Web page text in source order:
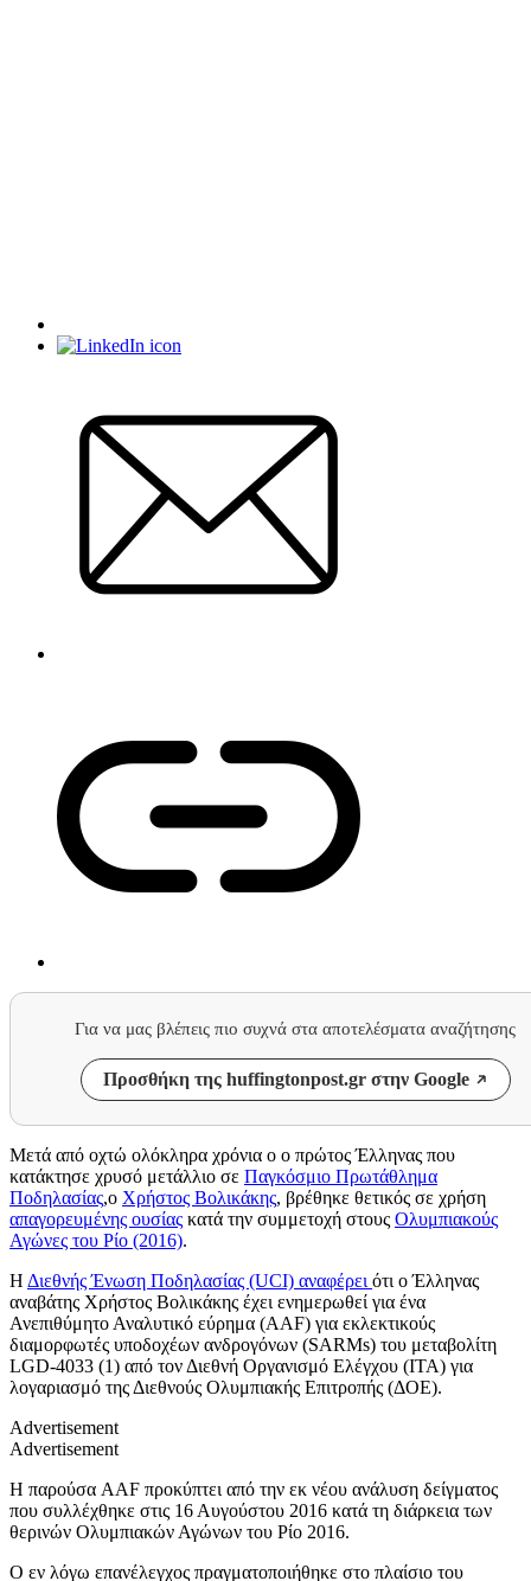
Για να μας βλέπεις πιο συχνά στα αποτελέσματα αναζήτησης
Προσθήκη της huffingtonpost.gr στην Google
Μετά από οχτώ ολόκληρα χρόνια ο ο πρώτος Έλληνας που
κατάκτησε χρυσό μετάλλιο σε Παγκόσμιο Πρωτάθλημα
Ποδηλασίας,ο Χρήστος Βολικάκης, βρέθηκε θετικός σε χρήση
απαγορευμένης ουσίας κατά την συμμετοχή στους Ολυμπιακούς
Αγώνες του Ρίο (2016).
Η Διεθνής Ένωση Ποδηλασίας (UCI) αναφέρει ότι ο Έλληνας
αναβάτης Χρήστος Βολικάκης έχει ενημερωθεί για ένα
Ανεπιθύμητο Αναλυτικό εύρημα (AAF) για εκλεκτικούς
διαμορφωτές υποδοχέων ανδρογόνων (SARMs) του μεταβολίτη
LGD-4033 (1) από τον Διεθνή Οργανισμό Ελέγχου (ITA) για
λογαριασμό της Διεθνούς Ολυμπιακής Επιτροπής (ΔΟΕ).
Advertisement
Advertisement
Η παρούσα AAF προκύπτει από την εκ νέου ανάλυση δείγματος
που συλλέχθηκε στις 16 Αυγούστου 2016 κατά τη διάρκεια των
θερινών Ολυμπιακών Αγώνων του Ρίο 2016.
Ο εν λόγω επανέλεγχος πραγματοποιήθηκε στο πλαίσιο του